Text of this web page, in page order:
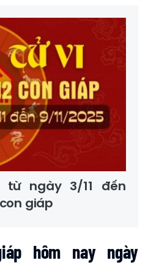
ngày 3/11 đến
giáp
hôm nay ngày